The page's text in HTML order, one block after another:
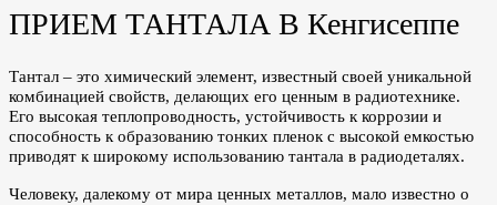
ПРИЕМ ТАНТАЛА В Кенгисеппе
Тантал – это химический элемент, известный своей уникальной
комбинацией свойств, делающих его ценным в радиотехнике.
Его высокая теплопроводность, устойчивость к коррозии и
способность к образованию тонких пленок с высокой емкостью
приводят к широкому использованию тантала в радиодеталях.
Человеку, далекому от мира ценных металлов, мало известно о